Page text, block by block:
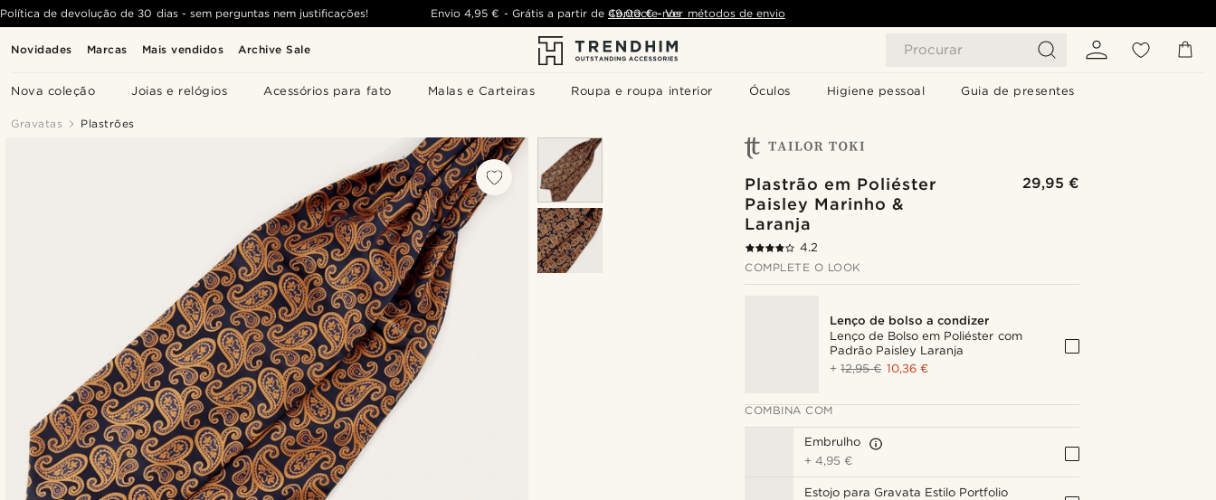
Novidades Marcas Mais vendidos Archive Sale Procurar
Nova coleção Joias e relógios Acessórios para fato Malas e Carteiras Roupa e roupa interior Óculos Higiene pessoal Guia de presentes
Política de devolução de 30 dias - sem perguntas nem justificações! Envio 4,95 € - Grátis a partir de 49,00 € - Ver métodos de envio
Contacte-nos
Gravatas Plastrões
Plastrão em Poliéster
Paisley Marinho &
Laranja
29,95 €
4.2
COMPLETE O LOOK
Lenço de bolso a condizer
Lenço de Bolso em Poliéster com
Padrão Paisley Laranja
+12,95 € 10,36 €
COMBINA COM
Embrulho
+4,95 €
Estojo para Gravata Estilo Portfolio